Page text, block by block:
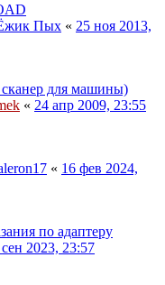
Пых « 25 ноя 2013,
для машины)
« 24 апр 2009, 23:55
« 16 фев 2024,
по адаптеру
2023, 23:57